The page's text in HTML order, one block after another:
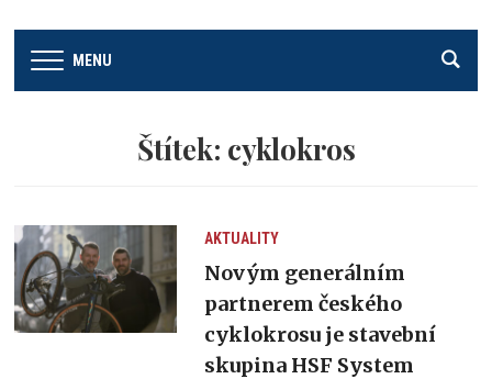
MENU
Štítek: cyklokros
AKTUALITY
Novým generálním
partnerem českého
cyklokrosu je stavební
skupina HSF System